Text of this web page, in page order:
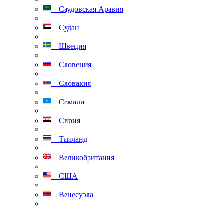
Саудовская Аравия
Судан
Швеция
Словения
Словакия
Сомали
Сирия
Таиланд
Великобритания
США
Венесуэла